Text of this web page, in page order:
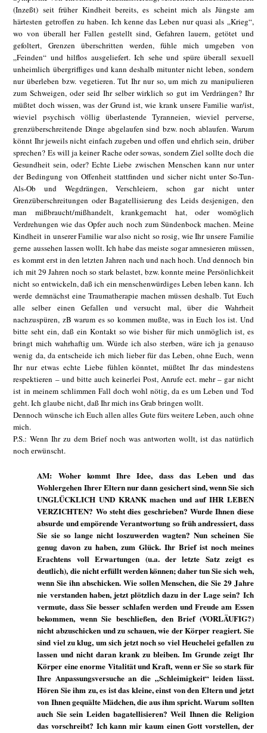
(Inzeßt) seit früher Kindheit bereits, es scheint mich als Jüngste am
härtesten getroffen zu haben. Ich kenne das Leben nur quasi als „Krieg“,
wo von überall her Fallen gestellt sind, Gefahren lauern, getötet und
gefoltert, Grenzen überschritten werden, fühle mich umgeben von
„Feinden“ und hilflos ausgeliefert. Ich sehe und spüre überall sexuell
unheimlich übergriffiges und kann deshalb mitunter nicht leben, sondern
nur überleben bzw. vegetieren. Tut Ihr nur so, um mich zu manipulieren
zum Schweigen, oder seid Ihr selber wirklich so gut im Verdrängen? Ihr
müßtet doch wissen, was der Grund ist, wie krank unsere Familie war/ist,
wieviel psychisch völlig überlastende Tyranneien, wieviel perverse,
grenzüberschreitende Dinge abgelaufen sind bzw. noch ablaufen. Warum
könnt Ihr jeweils nicht einfach zugeben und offen und ehrlich sein, drüber
sprechen? Es will ja keiner Rache oder sowas, sondern Ziel sollte doch die
Gesundheit sein, oder? Echte Liebe zwischen Menschen kann nur unter
der Bedingung von Offenheit stattfinden und sicher nicht unter So-Tun-
Als-Ob und Wegdrängen, Verschleiern, schon gar nicht unter
Grenzüberschreitungen oder Bagatellisierung des Leids desjenigen, den
man mißbraucht/mißhandelt, krankgemacht hat, oder womöglich
Verdrehungen wie das Opfer auch noch zum Sündenbock machen. Meine
Kindheit in unserer Familie war also nicht so rosig, wie Ihr unsere Familie
gerne aussehen lassen wollt. Ich habe das meiste sogar amnesieren müssen,
es kommt erst in den letzten Jahren nach und nach hoch. Und dennoch bin
ich mit 29 Jahren noch so stark belastet, bzw. konnte meine Persönlichkeit
nicht so entwickeln, daß ich ein menschenwürdiges Leben leben kann. Ich
werde demnächst eine Traumatherapie machen müssen deshalb. Tut Euch
alle selber einen Gefallen und versucht mal, über die Wahrheit
nachzuspüren, zB warum es so kommen mußte, was in Euch los ist. Und
bitte seht ein, daß ein Kontakt so wie bisher für mich unmöglich ist, es
bringt mich wahrhaftig um. Würde ich also sterben, wäre ich ja genauso
wenig da, da entscheide ich mich lieber für das Leben, ohne Euch, wenn
Ihr nur etwas echte Liebe fühlen könntet, müßtet Ihr das mindestens
respektieren – und bitte auch keinerlei Post, Anrufe ect. mehr – gar nicht
ist in meinem schlimmen Fall doch wohl nötig, da es um Leben und Tod
geht. Ich glaube nicht, daß Ihr mich ins Grab bringen wollt.
Dennoch wünsche ich Euch allen alles Gute fürs weitere Leben, auch ohne
mich.
P.S.: Wenn Ihr zu dem Brief noch was antworten wollt, ist das natürlich
noch erwünscht.
AM: Woher kommt Ihre Idee, dass das Leben und das
Wohlergehen Ihrer Eltern nur dann gesichert sind, wenn Sie sich
UNGLÜCKLICH UND KRANK machen und auf IHR LEBEN
VERZICHTEN? Wo steht dies geschrieben? Wurde Ihnen diese
absurde und empörende Verantwortung so früh andressiert, dass
Sie sie so lange nicht loszuwerden wagten? Nun scheinen Sie
genug davon zu haben, zum Glück. Ihr Brief ist noch meines
Erachtens voll Erwartungen (u.a. der letzte Satz zeigt es
deutlich), die nicht erfüllt werden können; daher tun Sie sich weh,
wenn Sie ihn abschicken. Wie sollen Menschen, die Sie 29 Jahre
nie verstanden haben, jetzt plötzlich dazu in der Lage sein? Ich
vermute, dass Sie besser schlafen werden und Freude am Essen
bekommen, wenn Sie beschließen, den Brief (VORLÄUFIG?)
nicht abzuschicken und zu schauen, wie der Körper reagiert. Sie
sind viel zu klug, um sich jetzt noch so viel Heuchelei gefallen zu
lassen und nicht daran krank zu bleiben. Im Grunde zeigt Ihr
Körper eine enorme Vitalität und Kraft, wenn er Sie so stark für
Ihre Anpassungsversuche an die „Schleimigkeit“ leiden lässt.
Hören Sie ihm zu, es ist das kleine, einst von den Eltern und jetzt
von Ihnen gequälte Mädchen, die aus ihm spricht. Warum sollten
auch Sie sein Leiden bagatellisieren? Weil Ihnen die Religion
das vorschreibt? Ich kann mir kaum einen Gott vorstellen, der